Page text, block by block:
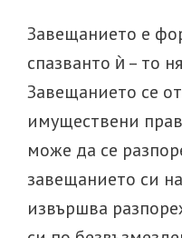
Завещанието е
спазванто ѝ – то
Завещанието се
имуществени
може да се
завещанието си
извършва